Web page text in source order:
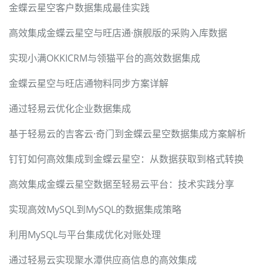
金蝶云星空客户数据集成最佳实践
高效集成金蝶云星空与旺店通·旗舰版的采购入库数据
实现小满OKKICRM与领猫平台的高效数据集成
金蝶云星空与旺店通物料同步方案详解
通过轻易云优化企业数据集成
基于轻易云的吉客云·奇门到金蝶云星空数据集成方案解析
钉钉如何高效集成到金蝶云星空：从数据获取到格式转换
高效集成金蝶云星空数据至轻易云平台：技术实践分享
实现高效MySQL到MySQL的数据集成策略
利用MySQL与平台集成优化对账处理
通过轻易云实现聚水潭供应商信息的高效集成